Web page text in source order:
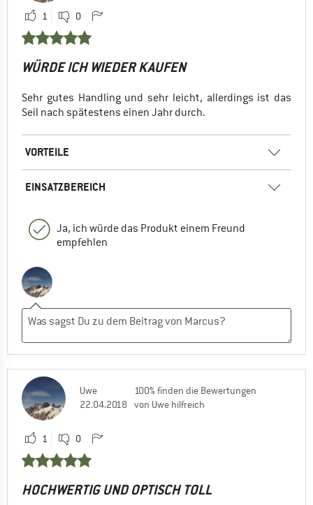
1 0
WÜRDE ICH WIEDER KAUFEN
Sehr gutes Handling und sehr leicht, allerdings ist das
Seil nach spätestens einen Jahr durch.
VORTEILE
EINSATZBEREICH
Ja, ich würde das Produkt einem Freund
empfehlen
Uwe
22.04.2018
100% finden die Bewertungen
von Uwe hilfreich
1 0
HOCHWERTIG UND OPTISCH TOLL